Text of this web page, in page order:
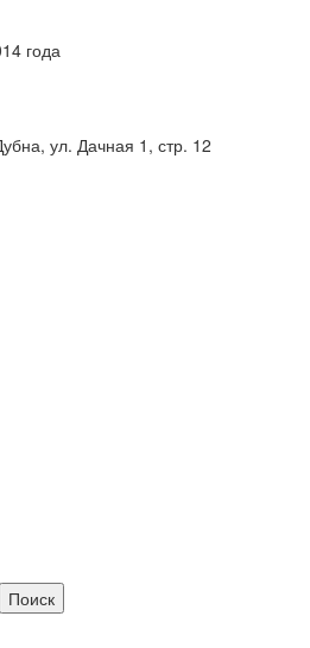
года
ул. Дачная 1, стр. 12